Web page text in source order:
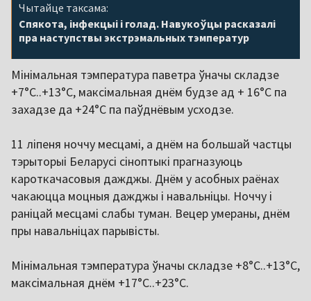
Чытайце таксама:
Спякота, інфекцыі і голад. Навукоўцы расказалі
пра наступствы экстрэмальных тэмператур
Мінімальная тэмпература паветра ўначы складзе
+7°С..+13°С, максімальная днём будзе ад + 16°С па
захадзе да +24°С па паўднёвым усходзе.
11 ліпеня ноччу месцамі, а днём на большай частцы
тэрыторыі Беларусі сіноптыкі прагназуюць
кароткачасовыя дажджы. Днём у асобных раёнах
чакаюцца моцныя дажджы і навальніцы. Ноччу і
раніцай месцамі слабы туман. Вецер умераны, днём
пры навальніцах парывісты.
Мінімальная тэмпература ўначы складзе +8°С..+13°С,
максімальная днём +17°С..+23°С.